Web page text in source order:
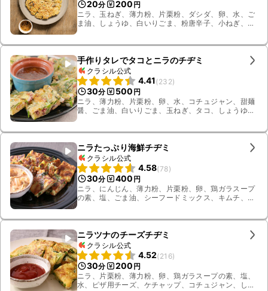
20分 200 円
ニラ、玉ねぎ、薄力粉、片栗粉、ダシダ、卵、水、ご
ま油、しょうゆ、白いりごま、粉唐辛子、小ねぎ、切
手作りタレでタコとニラのチヂミ
クラシル公式
4.41(232)
30分 500 円
ニラ、薄力粉、片栗粉、卵、水、コチュジャン、甜麺
醤、ごま油、白いりごま、玉ねぎ、タコ、しょうゆ、
ニラたっぷり海鮮チヂミ
クラシル公式
4.58(78)
30分 400 円
ニラ、にんじん、薄力粉、片栗粉、卵、鶏ガラスープ
の素、塩、ごま油、シーフードミックス、キムチ、マ
ニラツナのチーズチヂミ
クラシル公式
4.52(216)
30分 200 円
ニラ、片栗粉、薄力粉、卵、鶏ガラスープの素、塩、
水、ピザ用チーズ、ケチャップ、コチュジャン、しょ